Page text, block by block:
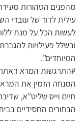
מהפנים הטהורות
עילית לדור של עובדי
לעשות הכל על מנת
ובשלל פעילויות
המיוחדים”.
#התרגשות המרא
המנחה הזמין את המרא
חיים וייס שליט”א,
הבחורים החסידיים